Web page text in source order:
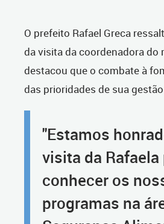
O prefeito Rafael Greca
da visita da coordenadora do
destacou que o combate à
das prioridades de sua
"Estamos
visita da Rafaela
conhecer os
programas na